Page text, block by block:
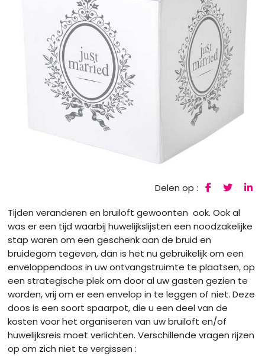
Delen op :
Tijden veranderen en bruiloft gewoonten ook. Ook al
was er een tijd waarbij huwelijkslijsten een noodzakelijke
stap waren om een geschenk aan de bruid en
bruidegom tegeven, dan is het nu gebruikelijk om een
enveloppendoos in uw ontvangstruimte te plaatsen, op
een strategische plek om door al uw gasten gezien te
worden, vrij om er een envelop in te leggen of niet. Deze
doos is een soort spaarpot, die u een deel van de
kosten voor het organiseren van uw bruiloft en/of
huwelijksreis moet verlichten. Verschillende vragen rijzen
op om zich niet te vergissen :